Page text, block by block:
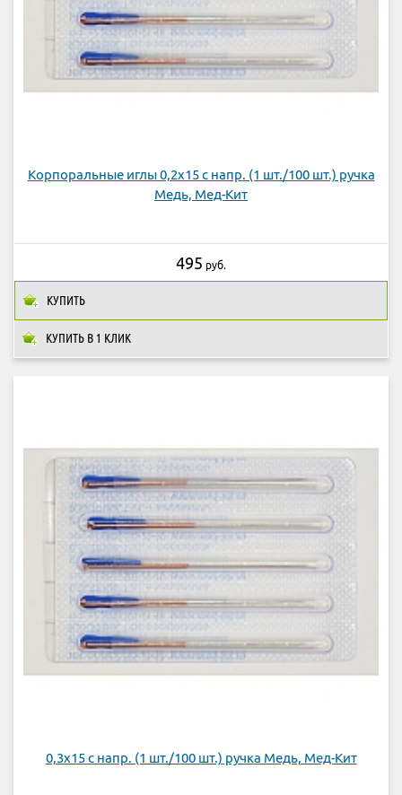
Корпоральные иглы 0,2х15 с напр. (1 шт./100 шт.) ручка
Медь, Мед-Кит
КУПИТЬ В 1 КЛИК
495 руб.
КУПИТЬ
0,3х15 с напр. (1 шт./100 шт.) ручка Медь, Мед-Кит